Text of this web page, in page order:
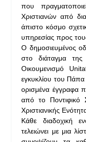
που
Χριστιανών από
άπιστο κόσμο
υπηρεσίας προς
Ο δημοσιευμένος
στο διάταγμα της
Οικουμενισμό
εγκυκλίου του
ορισμένα έγγραφα
από το Ποντιφικό
Χριστιανικής
Κάθε διαδοχική
τελειώνει με μια